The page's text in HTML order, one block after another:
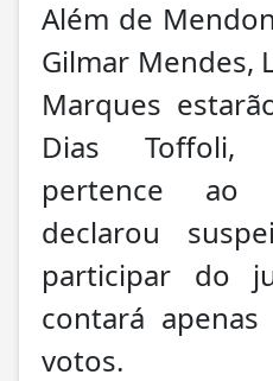
Além de
Gilmar Mendes,
Marques
Dias Toffoli,
pertence ao
declarou
participar do
contará
votos.